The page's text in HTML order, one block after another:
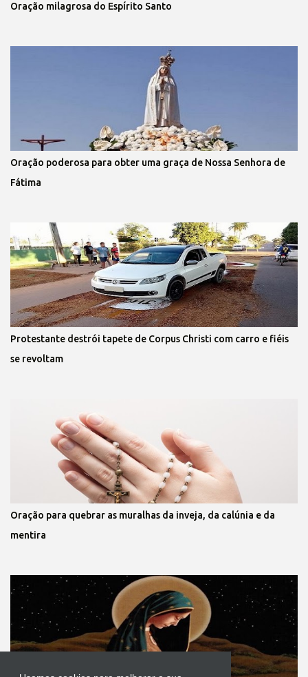
Oração milagrosa do Espírito Santo
Oração poderosa para obter uma graça de Nossa Senhora de
Fátima
Protestante destrói tapete de Corpus Christi com carro e fiéis
se revoltam
Oração para quebrar as muralhas da inveja, da calúnia e da
mentira